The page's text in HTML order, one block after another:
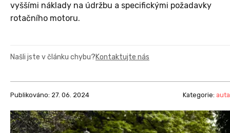
vyššími náklady na údržbu a specifickými požadavky
rotačního motoru.
Našli jste v článku chybu?Kontaktujte nás
Publikováno: 27. 06. 2024 Kategorie: auta